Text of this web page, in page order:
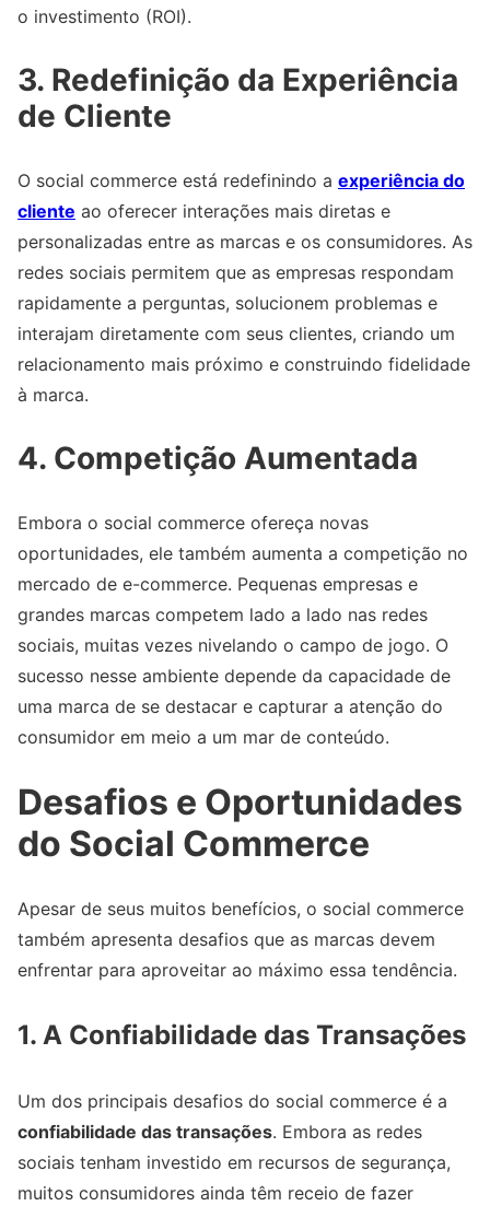
o investimento (ROI).
3. Redefinição da Experiência
de Cliente
O social commerce está redefinindo a experiência do
cliente ao oferecer interações mais diretas e
personalizadas entre as marcas e os consumidores. As
redes sociais permitem que as empresas respondam
rapidamente a perguntas, solucionem problemas e
interajam diretamente com seus clientes, criando um
relacionamento mais próximo e construindo fidelidade
à marca.
4. Competição Aumentada
Embora o social commerce ofereça novas
oportunidades, ele também aumenta a competição no
mercado de e-commerce. Pequenas empresas e
grandes marcas competem lado a lado nas redes
sociais, muitas vezes nivelando o campo de jogo. O
sucesso nesse ambiente depende da capacidade de
uma marca de se destacar e capturar a atenção do
consumidor em meio a um mar de conteúdo.
Desafios e Oportunidades
do Social Commerce
Apesar de seus muitos benefícios, o social commerce
também apresenta desafios que as marcas devem
enfrentar para aproveitar ao máximo essa tendência.
1. A Confiabilidade das Transações
Um dos principais desafios do social commerce é a
confiabilidade das transações. Embora as redes
sociais tenham investido em recursos de segurança,
muitos consumidores ainda têm receio de fazer